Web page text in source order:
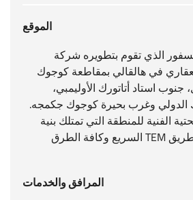
الموقع
الذي تقوم بتطويره شركة
في هالقالي بمقاطعة كوجوك
استاد أتاتورك الأوليمبي،
الدولي وغرب بحيرة كوجوك جكمجه.
الفنية للمنطقة التي تمتلك بنية
تحتية مطورة بفضل طريق TEM السريع وكافة الطرق
المرافق والخدمات